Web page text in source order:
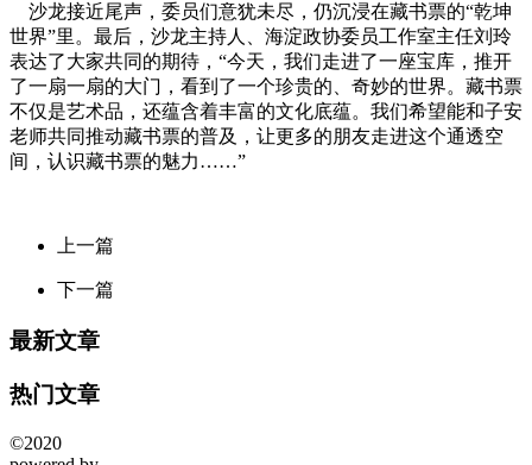
沙龙接近尾声，委员们意犹未尽，仍沉浸在藏书票的“乾坤
世界”里。最后，沙龙主持人、海淀政协委员工作室主任刘玲
表达了大家共同的期待，“今天，我们走进了一座宝库，推开
了一扇一扇的大门，看到了一个珍贵的、奇妙的世界。藏书票
不仅是艺术品，还蕴含着丰富的文化底蕴。我们希望能和子安
老师共同推动藏书票的普及，让更多的朋友走进这个通透空
间，认识藏书票的魅力……”
上一篇
下一篇
最新文章
热门文章
©2020